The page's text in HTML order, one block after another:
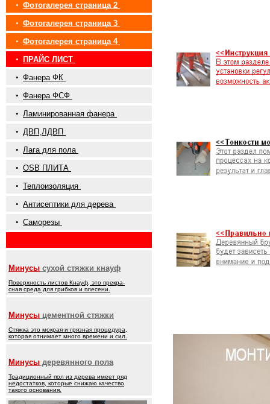
• Фотогалерея страница 2
• Фотогалерея страница 3
• Фотогалерея страница 4
•
ПРАЙС ЛИСТ
• Фанера ФК
• Фанера ФСФ
• Ламинированная фанера
• ДВП,ЛДВП
• Лага для пола
• OSB ПЛИТА
• Теплоизоляция
• Антисептики для дерева
• Саморезы
Минусы сухой стяжки кнауф
Поверхность листов Кнауф, это прекра-
сная среда для грибков и плесени.
Минусы цементной стяжки
Стяжка это мокрая и грязная процедура,
которая отнимает много времени и сил.
Минусы деревянного пола
Традиционный пол из дерева имеет ряд
недостатков, которые снижаю качество
такого основания.